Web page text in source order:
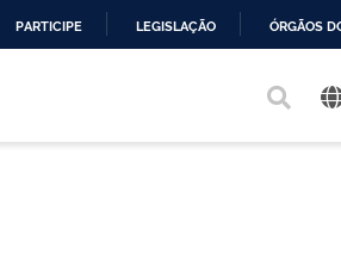
PARTICIPE LEGISLAÇÃO ÓRGÃOS